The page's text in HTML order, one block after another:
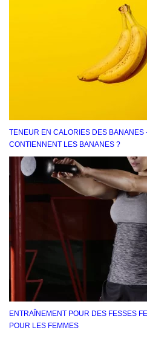
TENEUR EN CALORIES DES
CONTIENNENT LES BANANES ?
ENTRAÎNEMENT POUR DES FESSES
POUR LES FEMMES